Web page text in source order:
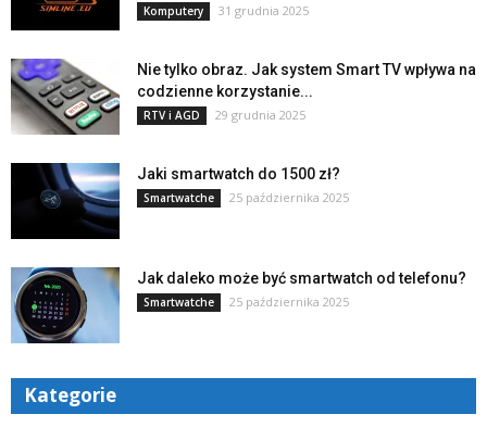
Komputery 31 grudnia 2025
Nie tylko obraz. Jak system Smart TV wpływa na
codzienne korzystanie...
RTV i AGD 29 grudnia 2025
Jaki smartwatch do 1500 zł?
Smartwatche 25 października 2025
Jak daleko może być smartwatch od telefonu?
Smartwatche 25 października 2025
Kategorie